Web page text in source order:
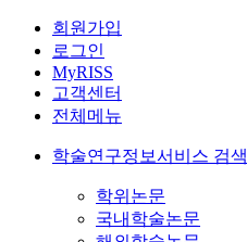
회원가입
로그인
MyRISS
고객센터
전체메뉴
학술연구정보서비스 검색
학위논문
국내학술논문